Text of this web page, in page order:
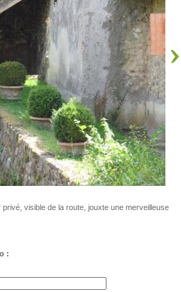
visible de la route, jouxte une merveilleuse
: